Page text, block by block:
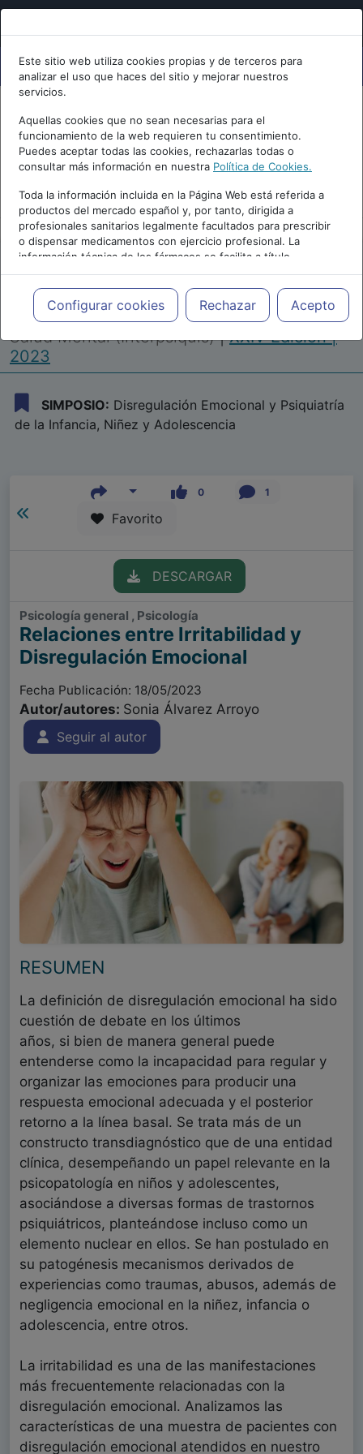
Este sitio web utiliza cookies propias y de terceros para
analizar el uso que haces del sitio y mejorar nuestros
servicios.
Aquellas cookies que no sean necesarias para el
funcionamiento de la web requieren tu consentimiento.
Puedes aceptar todas las cookies, rechazarlas todas o
consultar más información en nuestra Política de Cookies.
Toda la información incluida en la Página Web está referida a
productos del mercado español y, por tanto, dirigida a
profesionales sanitarios legalmente facultados para prescribir
o dispensar medicamentos con ejercicio profesional. La
información técnica de los fármacos se facilita a título
meramente informativo, siendo responsabilidad de los
profesionales facultados prescribir medicamentos y decidir, en
cada caso concreto, el tratamiento más adecuado a las
necesidades del paciente.
Configurar cookies Rechazar Acepto
Repositorio de Artículos |Congreso Virtual
Internacional de Psiquiatría, Psicología y
Salud Mental (Interpsiquis)|XXIV Edición |
2023
SIMPOSIO: Disregulación Emocional y Psiquiatría
de la Infancia, Niñez y Adolescencia
0 1
Favorito
DESCARGAR
Psicología general , Psicología
Relaciones entre Irritabilidad y
Disregulación Emocional
Fecha Publicación: 18/05/2023
Autor/autores: Sonia Álvarez Arroyo
Seguir al autor
RESUMEN
La definición de disregulación emocional ha sido
cuestión de debate en los últimos
años, si bien de manera general puede
entenderse como la incapacidad para regular y
organizar las emociones para producir una
respuesta emocional adecuada y el posterior
retorno a la línea basal. Se trata más de un
constructo transdiagnóstico que de una entidad
clínica, desempeñando un papel relevante en la
psicopatología en niños y adolescentes,
asociándose a diversas formas de trastornos
psiquiátricos, planteándose incluso como un
elemento nuclear en ellos. Se han postulado en
su patogénesis mecanismos derivados de
experiencias como traumas, abusos, además de
negligencia emocional en la niñez, infancia o
adolescencia, entre otros.
La irritabilidad es una de las manifestaciones
más frecuentemente relacionadas con la
disregulación emocional. Analizamos las
características de una muestra de pacientes con
disregulación emocional atendidos en nuestro